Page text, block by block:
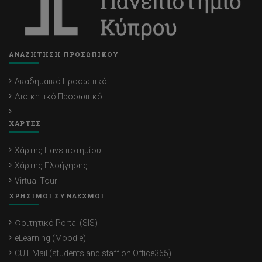
ΑΝΑΖΗΤΗΣΗ ΠΡΟΣΩΠΙΚΟΥ
Ακαδημαϊκό Προσωπικό
Διοικητικό Προσωπικό
ΧΑΡΤΕΣ
Χάρτης Πανεπιστημίου
Χάρτης Πλοήγησης
Virtual Tour
ΧΡΗΣΙΜΟΙ ΣΥΝΔΕΣΜΟΙ
Φοιτητικό Portal (SIS)
eLearning (Moodle)
CUT Mail (students and staff on Office365)